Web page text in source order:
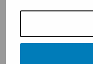
YLEINEN
Sulasol